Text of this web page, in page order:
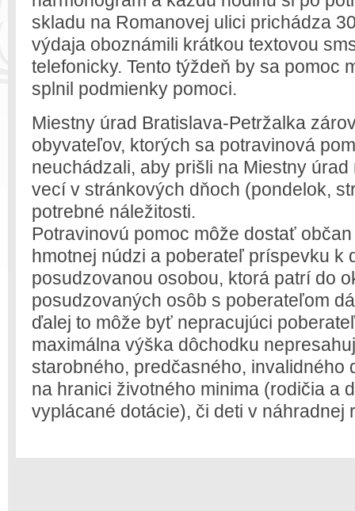
skladu na Romanovej ulici prichádza
výdaja oboznámili krátkou textovou
telefonicky. Tento týždeň by sa pomoc
splnil podmienky pomoci.
Miestny úrad Bratislava-Petržalka
obyvateľov, ktorých sa potravinová
neuchádzali, aby prišli na Miestny
vecí v stránkových dňoch (pondelok,
potrebné náležitosti.
Potravinovú pomoc môže dostať
hmotnej núdzi a poberateľ príspevku k
posudzovanou osobou, ktorá patrí do
posudzovaných osôb s poberateľom
ďalej to môže byť nepracujúci
maximálna výška dôchodku
starobného, predčasného, invalidného
na hranici životného minima (rodičia a
vyplácané dotácie), či deti v náhradnej